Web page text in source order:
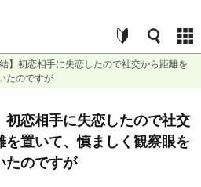
結】初恋相手に失恋したので社交から距離を
たのですが
初恋相手に失恋したので社交
を置いて、慎ましく観察眼を
たのですが